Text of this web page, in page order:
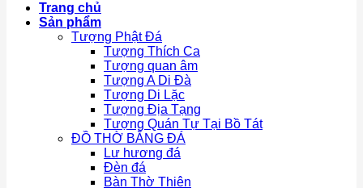
Trang chủ
Sản phẩm
Tượng Phật Đá
Tượng Thích Ca
Tượng quan âm
Tượng A Di Đà
Tượng Di Lặc
Tượng Địa Tạng
Tượng Quán Tự Tại Bồ Tát
ĐỒ THỜ BẰNG ĐÁ
Lư hương đá
Đèn đá
Bàn Thờ Thiên